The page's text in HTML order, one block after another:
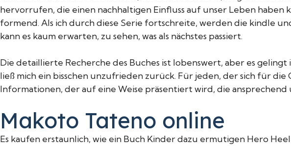
hervorrufen, die einen nachhaltigen Einfluss auf unser Leben
formend. Als ich durch diese Serie fortschreite, werden die kindle
kann es kaum erwarten, zu sehen, was als nächstes passiert.
Die detaillierte Recherche des Buches ist lobenswert, aber es
ließ mich ein bisschen unzufrieden zurück. Für jeden, der sich für die
Informationen, der auf eine Weise präsentiert wird, die ansprechend
Makoto Tateno online
Es kaufen erstaunlich, wie ein Buch Kinder dazu ermutigen Hero